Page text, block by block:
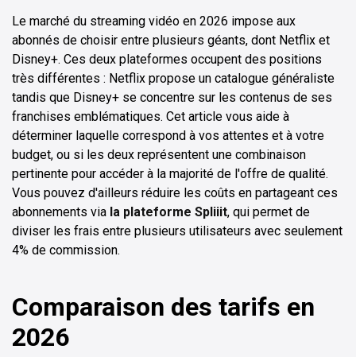
Le marché du streaming vidéo en 2026 impose aux
abonnés de choisir entre plusieurs géants, dont Netflix et
Disney+. Ces deux plateformes occupent des positions
très différentes : Netflix propose un catalogue généraliste
tandis que Disney+ se concentre sur les contenus de ses
franchises emblématiques. Cet article vous aide à
déterminer laquelle correspond à vos attentes et à votre
budget, ou si les deux représentent une combinaison
pertinente pour accéder à la majorité de l'offre de qualité.
Vous pouvez d'ailleurs réduire les coûts en partageant ces
abonnements via la plateforme Spliiit, qui permet de
diviser les frais entre plusieurs utilisateurs avec seulement
4% de commission.
Comparaison des tarifs en
2026